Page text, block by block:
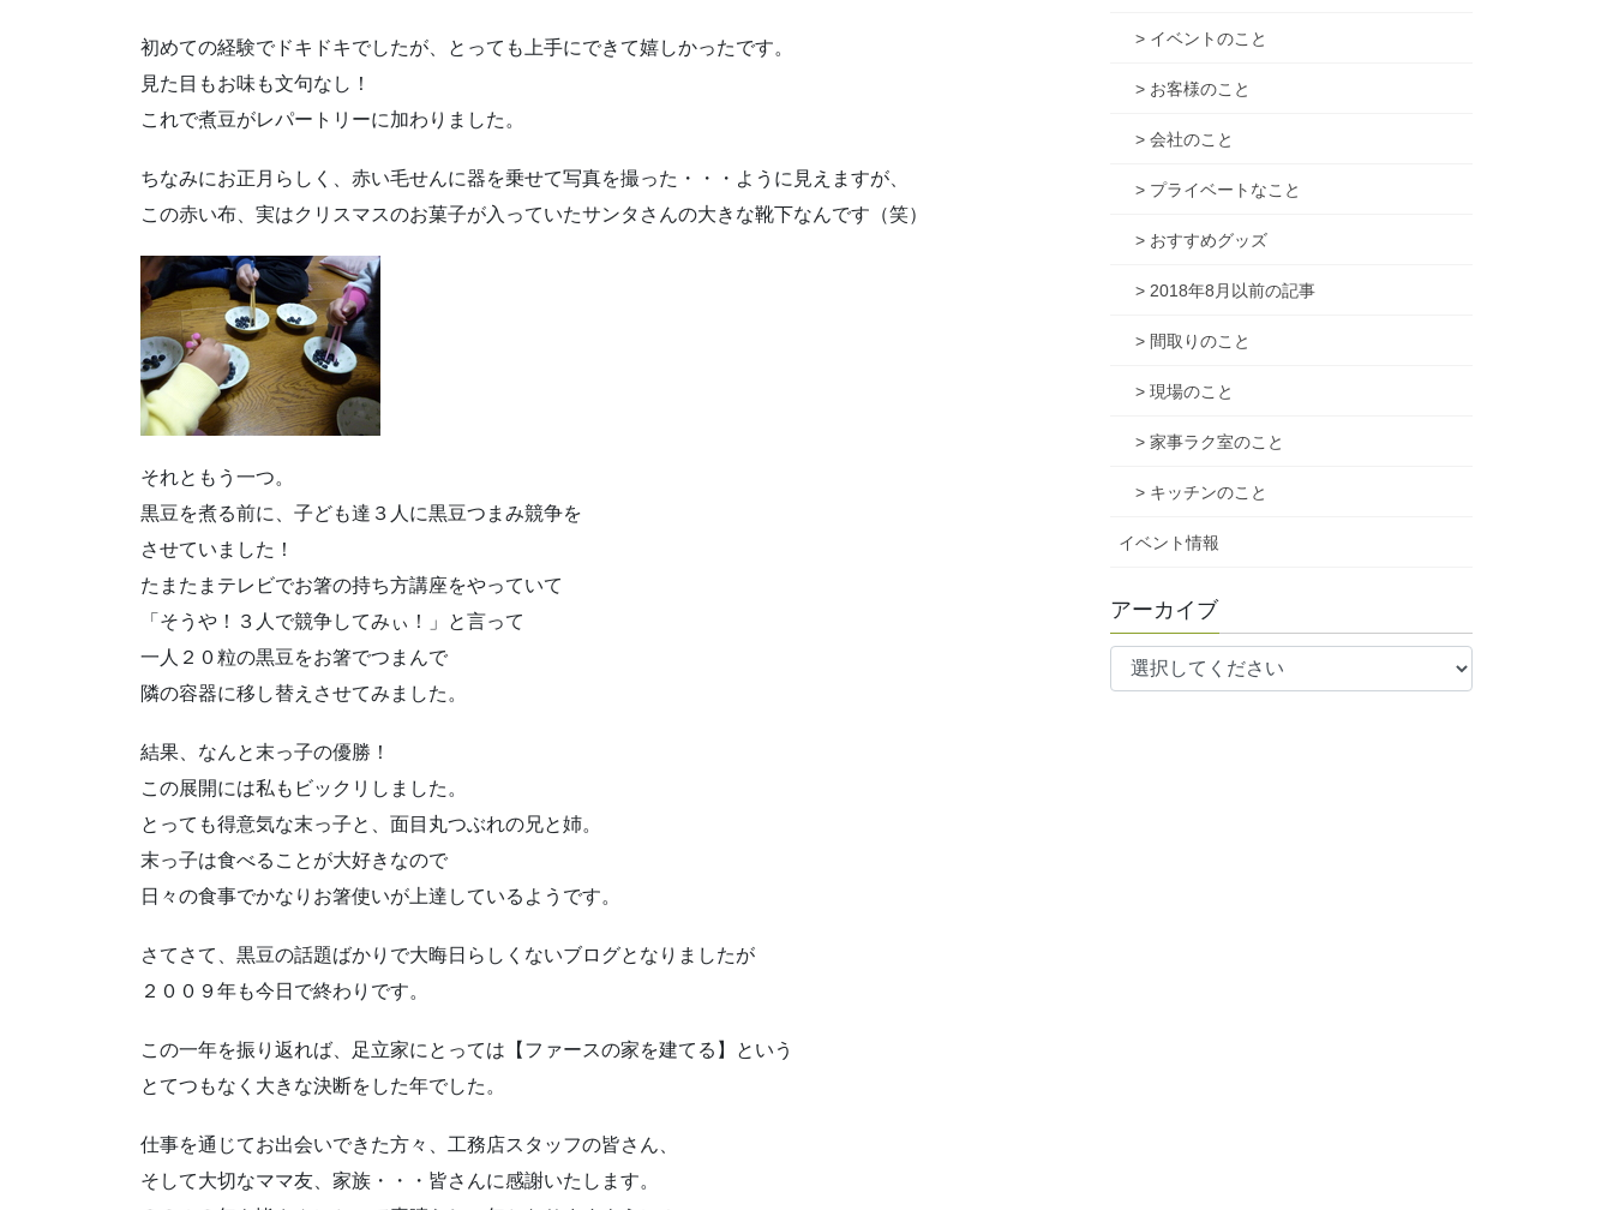
初めての経験でドキドキでしたが、とっても上手にできて嬉しかったです。
見た目もお味も文句なし！
これで煮豆がレパートリーに加わりました。
ちなみにお正月らしく、赤い毛せんに器を乗せて写真を撮った・・・ように見えますが、
この赤い布、実はクリスマスのお菓子が入っていたサンタさんの大きな靴下なんです（笑）
それともう一つ。
黒豆を煮る前に、子ども達３人に黒豆つまみ競争を
させていました！
たまたまテレビでお箸の持ち方講座をやっていて
「そうや！３人で競争してみぃ！」と言って
一人２０粒の黒豆をお箸でつまんで
隣の容器に移し替えさせてみました。
結果、なんと末っ子の優勝！
この展開には私もビックリしました。
とっても得意気な末っ子と、面目丸つぶれの兄と姉。
末っ子は食べることが大好きなので
日々の食事でかなりお箸使いが上達しているようです。
さてさて、黒豆の話題ばかりで大晦日らしくないブログとなりましたが
２００９年も今日で終わりです。
この一年を振り返れば、足立家にとっては【ファースの家を建てる】という
とてつもなく大きな決断をした年でした。
仕事を通じてお出会いできた方々、工務店スタッフの皆さん、
そして大切なママ友、家族・・・皆さんに感謝いたします。
> イベントのこと
> お客様のこと
> 会社のこと
> プライベートなこと
> おすすめグッズ
> 2018年8月以前の記事
> 間取りのこと
> 現場のこと
> 家事ラク室のこと
> キッチンのこと
イベント情報
アーカイブ